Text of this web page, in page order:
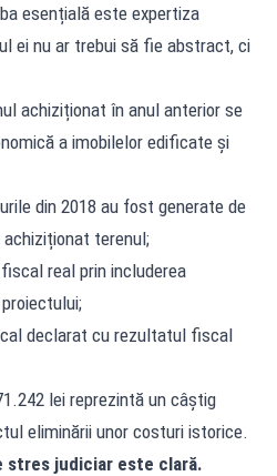
esențială este expertiza
ei nu ar trebui să fie abstract, ci
achiziționat în anul anterior se
a imobilelor edificate și
din 2018 au fost generate de
terenul;
real prin includerea
declarat cu rezultatul fiscal
lei reprezintă un câștig
eliminării unor costuri istorice.
stres judiciar este clară.